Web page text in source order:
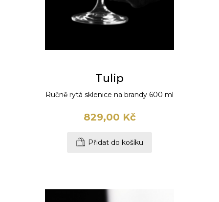
Tulip
Ručně rytá sklenice na brandy 600 ml
829,00 Kč
Přidat do košíku